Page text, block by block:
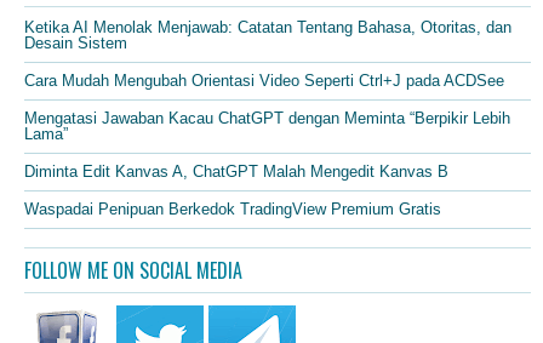
Ketika AI Menolak Menjawab: Catatan Tentang Bahasa, Otoritas, dan
Desain Sistem
Cara Mudah Mengubah Orientasi Video Seperti Ctrl+J pada ACDSee
Mengatasi Jawaban Kacau ChatGPT dengan Meminta “Berpikir Lebih
Lama”
Diminta Edit Kanvas A, ChatGPT Malah Mengedit Kanvas B
Waspadai Penipuan Berkedok TradingView Premium Gratis
FOLLOW ME ON SOCIAL MEDIA